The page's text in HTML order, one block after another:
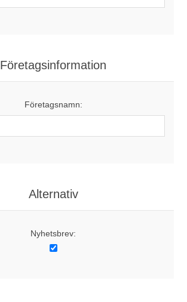
Företagsinformation
Företagsnamn:
Alternativ
Nyhetsbrev: